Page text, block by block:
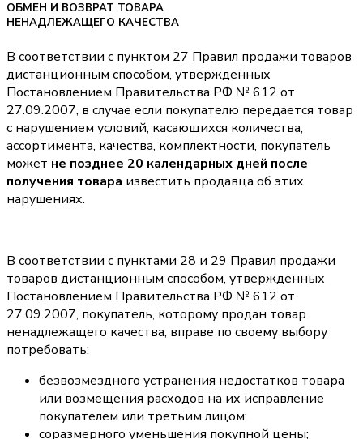
ОБМЕН И ВОЗВРАТ ТОВАРА
НЕНАДЛЕЖАЩЕГО КАЧЕСТВА
В соответствии с пунктом 27 Правил продажи товаров
дистанционным способом, утвержденных
Постановлением Правительства РФ № 612 от
27.09.2007, в случае если покупателю передается товар
с нарушением условий, касающихся количества,
ассортимента, качества, комплектности, покупатель
может не позднее 20 календарных дней после
получения товара известить продавца об этих
нарушениях.
В соответствии с пунктами 28 и 29 Правил продажи
товаров дистанционным способом, утвержденных
Постановлением Правительства РФ № 612 от
27.09.2007, покупатель, которому продан товар
ненадлежащего качества, вправе по своему выбору
потребовать:
безвозмездного устранения недостатков товара
или возмещения расходов на их исправление
покупателем или третьим лицом;
соразмерного уменьшения покупной цены;